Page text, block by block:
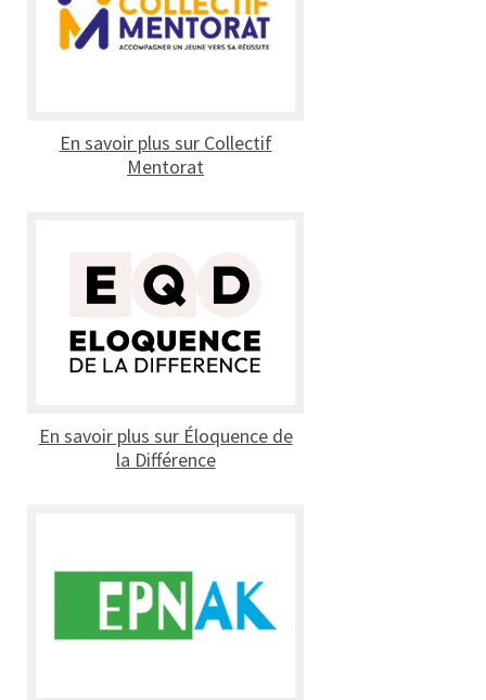
En savoir plus sur Collectif
Mentorat
En savoir plus sur Éloquence de
la Différence